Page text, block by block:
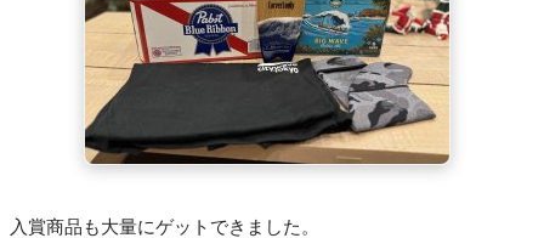
入賞商品も大量にゲットできました。